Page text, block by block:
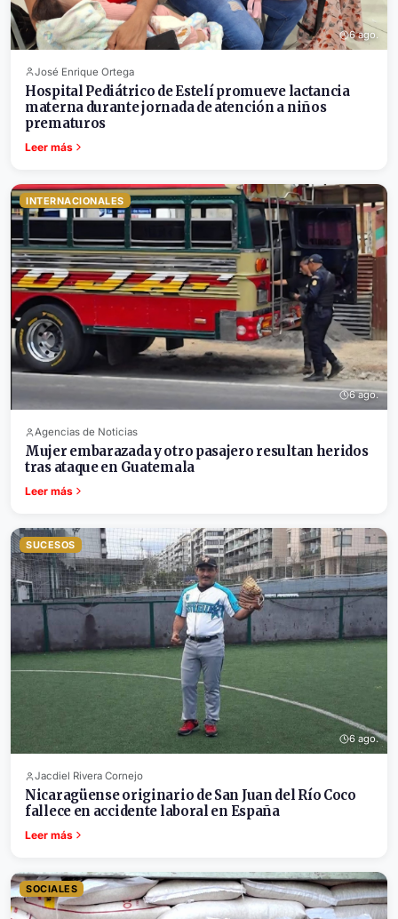
6 ago.
José Enrique Ortega
Hospital Pediátrico de Estelí promueve lactancia
materna durante jornada de atención a niños
prematuros
Leer más
INTERNACIONALES
6 ago.
Agencias de Noticias
Mujer embarazada y otro pasajero resultan heridos
tras ataque en Guatemala
Leer más
SUCESOS
6 ago.
Jacdiel Rivera Cornejo
Nicaragüense originario de San Juan del Río Coco
fallece en accidente laboral en España
Leer más
SOCIALES